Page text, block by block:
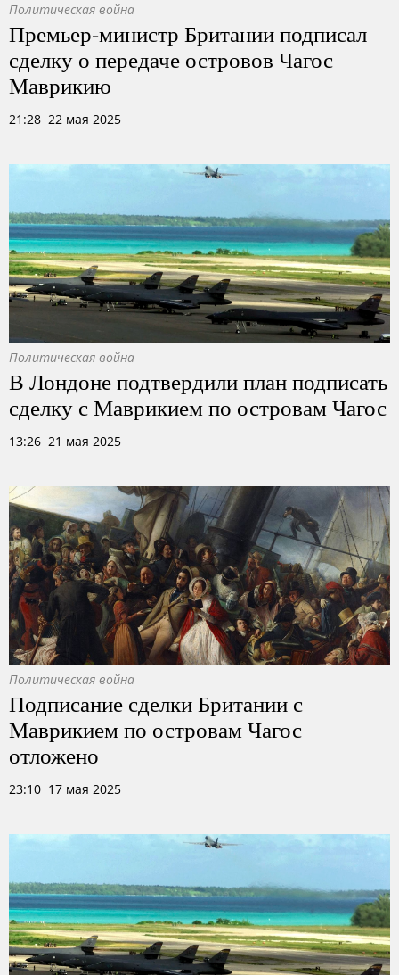
Политическая война
Премьер-министр Британии подписал
сделку о передаче островов Чагос
Маврикию
21:28 22 мая 2025
Политическая война
В Лондоне подтвердили план подписать
сделку с Маврикием по островам Чагос
13:26 21 мая 2025
Политическая война
Подписание сделки Британии с
Маврикием по островам Чагос
отложено
23:10 17 мая 2025